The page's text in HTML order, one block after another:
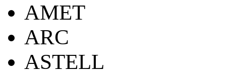
AMET
ARC
ASTELL